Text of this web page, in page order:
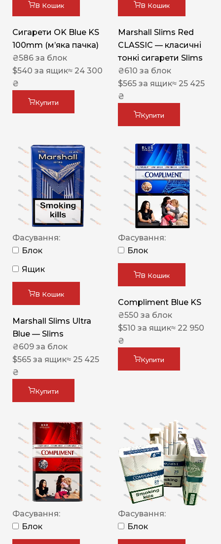
В Кошик
Сигарети OK Blue KS
100mm (м’яка пачка)
₴586 за блок
$540 за ящик≈ 24 300
₴
Купити
В Кошик
Marshall Slims Red
CLASSIC — класичні
тонкі сигарети Slims
₴610 за блок
$565 за ящик≈ 25 425
₴
Купити
Фасування:
Блок
Ящик
В Кошик
Marshall Slims Ultra
Blue — Slims
₴609 за блок
$565 за ящик≈ 25 425
₴
Купити
Фасування:
Блок
В Кошик
Compliment Blue KS
₴550 за блок
$510 за ящик≈ 22 950
₴
Купити
Фасування:
Блок
Фасування:
Блок